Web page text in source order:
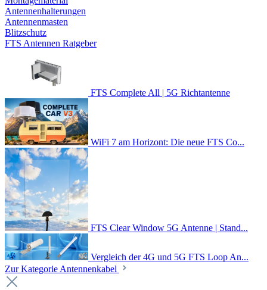
Antennenhalterungen
Antennenmasten
Blitzschutz
FTS Antennen Ratgeber
FTS Complete All | 5G Richtantenne
WiFi 7 am Horizont: Die neue FTS Co...
FTS Clear Window 5G Antenne | Stand...
Vergleich der 4G und 5G FTS Loop An...
Zur Kategorie Antennenkabel